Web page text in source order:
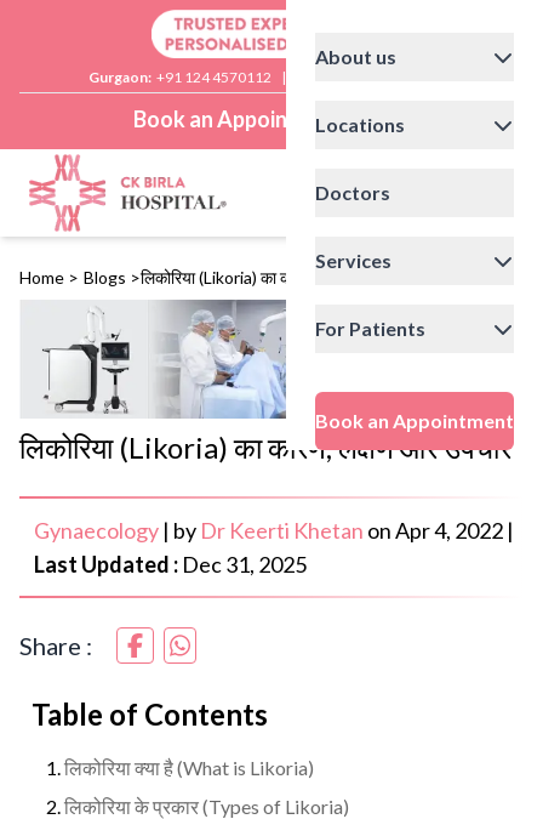
Gurgaon: +91 124 4570112 |
Book an Appointment
About us
Locations
Doctors
Services
For Patients
Book an Appointment
Home > Blogs >लिकोरिया (Likoria) का कारण, लक्षण और उपचार
लिकोरिया (Likoria) का कारण, लक्षण और उपचार
Gynaecology | by Dr Keerti Khetan onApr 4, 2022 |
Last Updated : Dec 31, 2025
Share :
Table of Contents
लिकोरिया क्या है (What is Likoria)
लिकोरिया के प्रकार (Types of Likoria)